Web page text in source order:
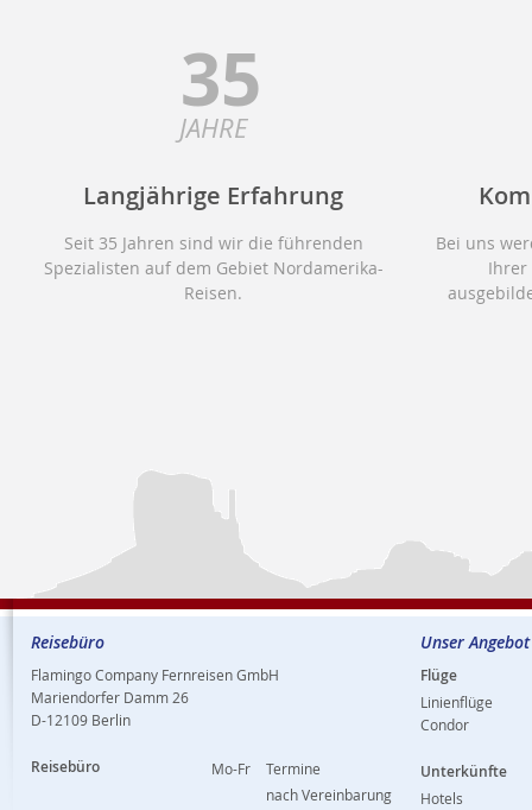
35
JAHRE
Langjährige Erfahrung
Seit 35 Jahren sind wir die führenden
Spezialisten auf dem Gebiet Nordamerika-
Reisen.
Bei uns
Ihrer
Reisebüro
Flamingo Company Fernreisen GmbH
Mariendorfer Damm 26
D-12109 Berlin
Reisebüro Mo-Fr
Termine
nach Vereinbarung
Unser Angebot
Flüge
Linienflüge
Condor
Unterkünfte
Hotels